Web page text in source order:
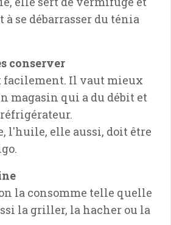
se débarrasser du ténia
conserver
facilement. Il vaut mieux
magasin qui a du débit et
l'huile, elle aussi, doit être
la consomme telle quelle
la griller, la hacher ou la